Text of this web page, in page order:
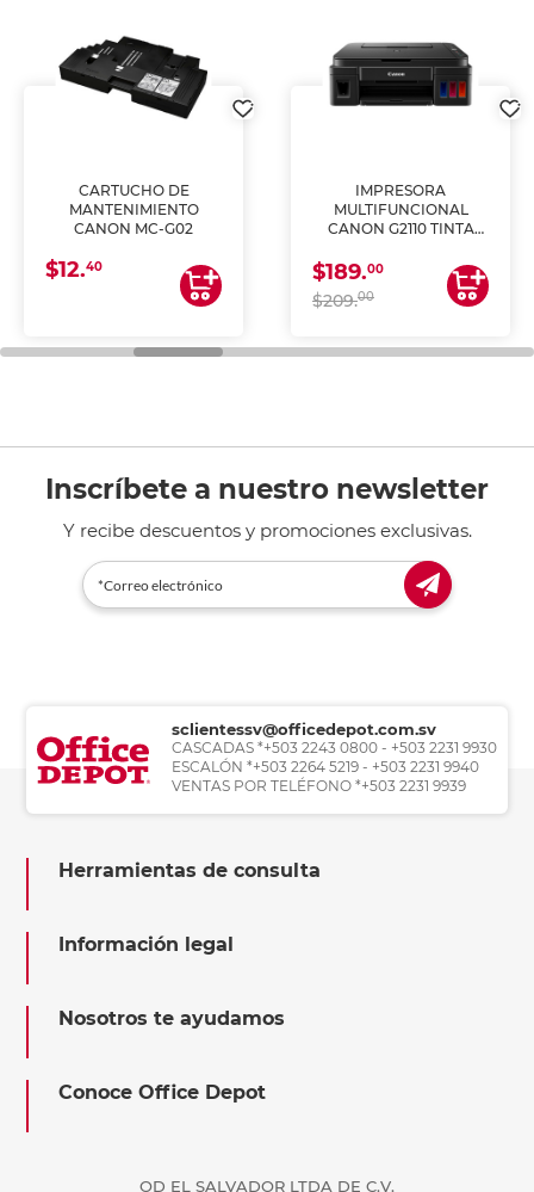
CARTUCHO DE
MANTENIMIENTO
CANON MC-G02
$12.40
IMPRESORA
MULTIFUNCIONAL
CANON G2110 TINTA
$189.00
$209.00
Inscríbete a nuestro newsletter
Y recibe descuentos y promociones exclusivas.
sclientessv@officedepot.com.sv
CASCADAS *+503 2243 0800 - +503 2231 9930
ESCALÓN *+503 2264 5219 - +503 2231 9940
VENTAS POR TELÉFONO *+503 2231 9939
Herramientas de consulta
Información legal
Nosotros te ayudamos
Conoce Office Depot
OD EL SALVADOR LTDA DE C.V.